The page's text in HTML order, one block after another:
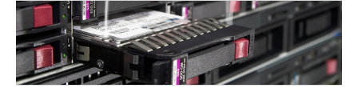
INFO
IMPRESSUM
AGB